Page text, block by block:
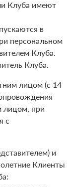
Клуба имеют
в
персональном
Клуба.
Клуба.
лицом (с 14
лицом, при
с
и
Клиенты